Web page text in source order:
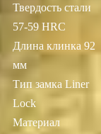
Твердость стали
57-59 HRC
Длина клинка 92
мм
Тип замка Liner
Lock
Материал